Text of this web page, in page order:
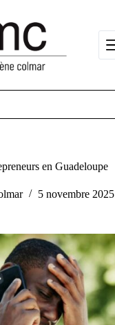
en Guadeloupe
5 novembre 2025